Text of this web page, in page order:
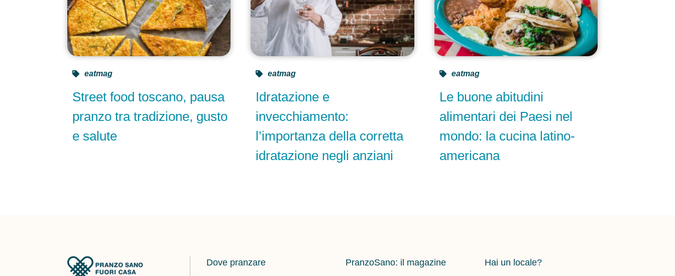
Street food toscano, pausa
pranzo tra tradizione, gusto
e salute
eatmag
Idratazione e
invecchiamento:
l’importanza della corretta
idratazione negli anziani
eatmag
Le buone abitudini
alimentari dei Paesi nel
mondo: la cucina latino-
americana
eatmag
Dove pranzare PranzoSano: il magazine Hai un locale?